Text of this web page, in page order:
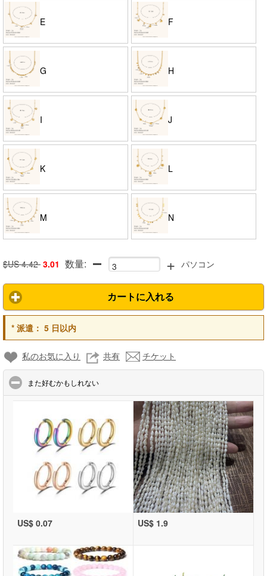
E F
G H
I J
K L
M N
$US 4.42 3.01 数量: + パソコン
カートに入れる
*派遣： 5 日以内
私のお気に入り 共有 チケット
また好むかもしれない
US$ 0.07 US$ 1.9